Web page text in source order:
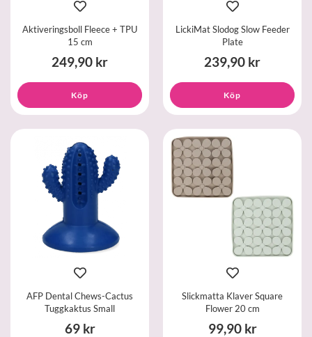
Aktiveringsboll Fleece + TPU
15 cm
249,90 kr
Köp
LickiMat Slodog Slow Feeder
Plate
239,90 kr
Köp
AFP Dental Chews-Cactus
Tuggkaktus Small
69 kr
Slickmatta Klaver Square
Flower 20 cm
99,90 kr